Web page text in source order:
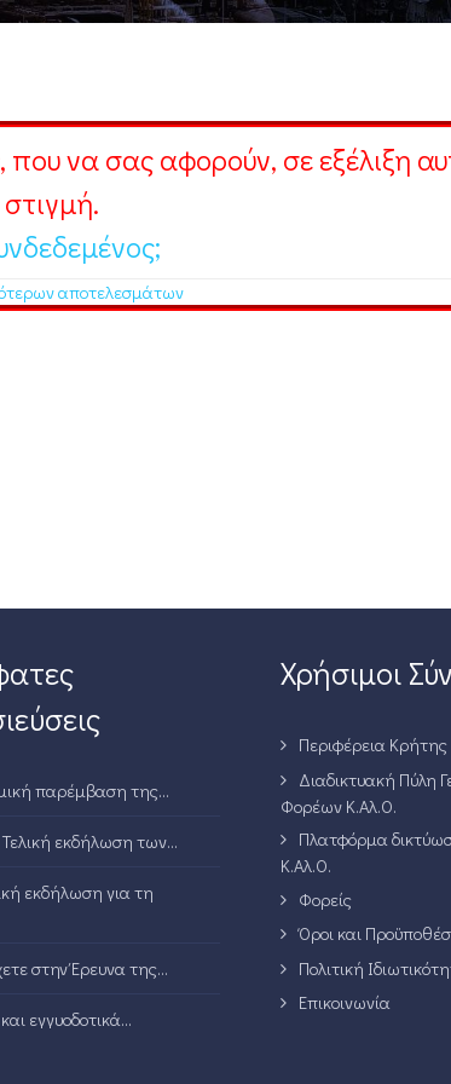
που να σας αφορούν, σε εξέλιξη
αποτελεσμάτων
παρέμβαση της...
Τελική εκδήλωση των...
εκδήλωση για τη
στην Έρευνα της...
εγγυοδοτικά...
Χρήσιμοι
Περιφέρεια Κρήτης
Διαδικτυακή Πύλη
Φορέων Κ.Αλ.Ο.
Πλατφόρμα
Κ.Αλ.Ο.
Φορείς
Όροι και
Πολιτική
Επικοινωνία